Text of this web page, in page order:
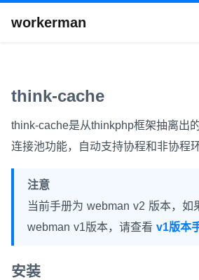
workerman
think-cache
think-cache是从thinkphp框架抽离出
连接池功能，自动支持协程和非协程环
注意
当前手册为 webman v2 版本，如
webman v1版本，请查看 v1版本
安装